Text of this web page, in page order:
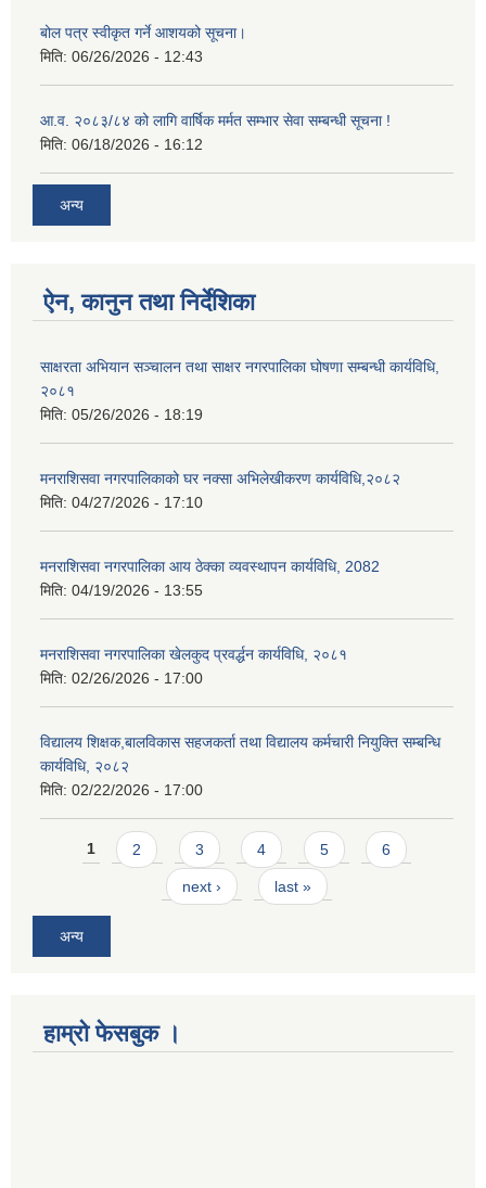
बोल पत्र स्वीकृत गर्ने आशयको सूचना।
मिति: 06/26/2026 - 12:43
आ.व. २०८३/८४ को लागि वार्षिक मर्मत सम्भार सेवा सम्बन्धी सूचना !
मिति: 06/18/2026 - 16:12
अन्य
ऐन, कानुन तथा निर्देशिका
साक्षरता अभियान सञ्चालन तथा साक्षर नगरपालिका घोषणा सम्बन्धी कार्यविधि,
२०८१
मिति: 05/26/2026 - 18:19
मनराशिसवा नगरपालिकाको घर नक्सा अभिलेखीकरण कार्यविधि,२०८२
मिति: 04/27/2026 - 17:10
मनराशिसवा नगरपालिका आय ठेक्का व्यवस्थापन कार्यविधि, 2082
मिति: 04/19/2026 - 13:55
मनराशिसवा नगरपालिका खेलकुद प्रवर्द्धन कार्यविधि, २०८१
मिति: 02/26/2026 - 17:00
विद्यालय शिक्षक,बालविकास सहजकर्ता तथा विद्यालय कर्मचारी नियुक्ति सम्बन्धि
कार्यविधि, २०८२
मिति: 02/22/2026 - 17:00
Pages
1 2 3 4 5 6
next › last »
अन्य
हाम्रो फेसबुक ।